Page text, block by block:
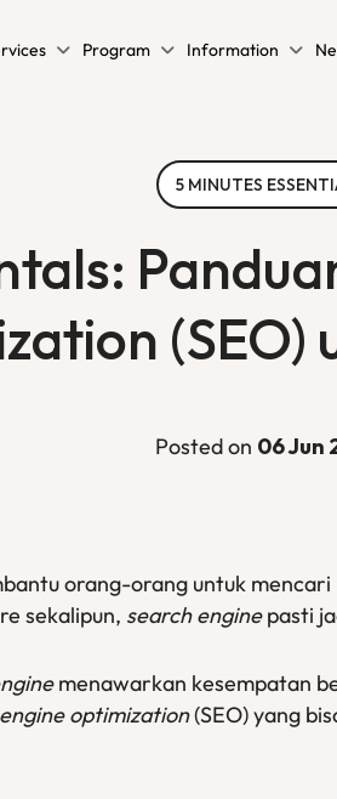
Program Information
5 MINUTES
(SEO)
Posted on 06 Jun
orang-orang untuk
sekalipun, search enginepasti
menawarkan kesempatan
optimization(SEO) yang